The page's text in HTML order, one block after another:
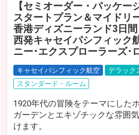
【セミオーダー・パッケー
スタートプラン＆マイドリ
香港ディズニーランド3日
西発キャセイパシフィック
ニー･エクスプローラーズ･
キャセイパシフィック航空
デラック
スタンダード・ルーム
1920年代の冒険をテーマにした
ガーデンとエキゾチックな雰囲
けます。